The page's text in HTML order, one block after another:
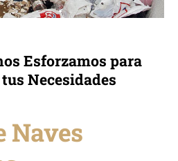
Esforzamos para
Necesidades
Naves